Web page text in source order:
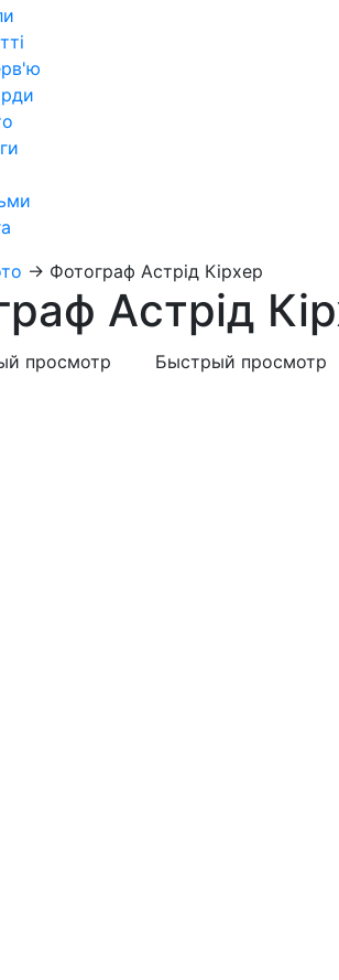
→ Фотограф Астрід Кірхер
Астрід
просмотр Быстрый просмотр